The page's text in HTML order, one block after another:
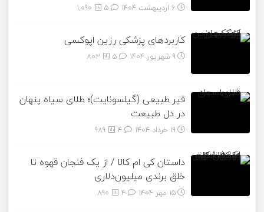
6 اردیبهشت 1404 1,090
کاربردهای پزشکی رزین اپوکسی
9 شهریور 1404 802
قیر طبیعی (گیلسونایت)؛ طلای سیاه پنهان
در دل طبیعت
19 خرداد 1404 989
داستان کی ام کالا / از یک فنجان قهوه تا
خلق برندی میلیون‌دلاری
15 مهر 1404 890